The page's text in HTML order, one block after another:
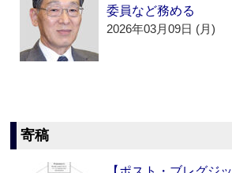
委員など務める
2026年03月09日 (月)
寄稿